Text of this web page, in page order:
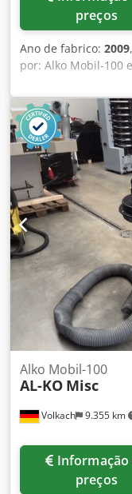
preços
Ano de fabrico: 2009
por: Alko Mobil-100
adesivos - Peso: 24
podemos organizar
Embalagem,
incluindo
leasing
Volkach 9.355 km
Alko Mobil-100
AL-KO Misc
preços